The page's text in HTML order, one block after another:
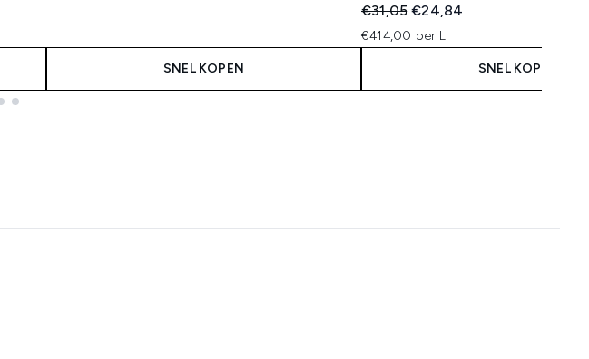
SNEL KOPEN
Recommended Retail Price:
€31,05Huidige prijs:
€24,84
€414,00 per L
SNEL KOPEN